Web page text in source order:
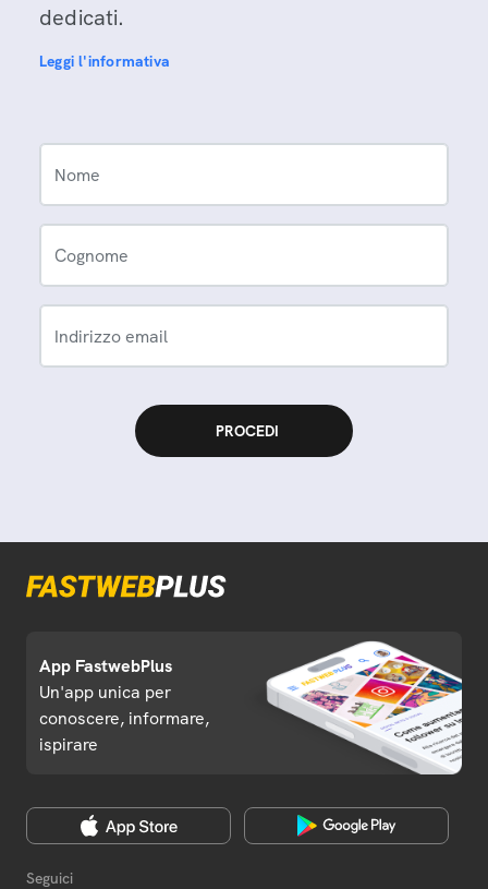
dedicati.
Leggi l'informativa
Nome
Cognome
Indirizzo email
App FastwebPlus
Un'app unica per
conoscere, informare,
ispirare
Seguici